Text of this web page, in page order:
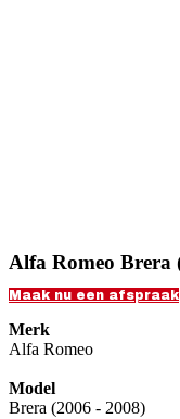
Alfa Romeo Brera
Maak nu een afspraak
Merk
Alfa Romeo
Model
Brera (2006 - 2008)